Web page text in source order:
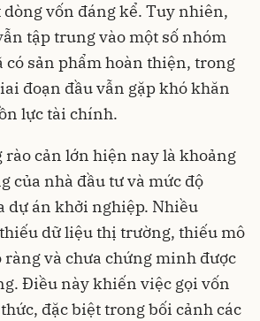
dòng vốn đáng kể. Tuy nhiên,
tập trung vào một số nhóm
có sản phẩm hoàn thiện, trong
đoạn đầu vẫn gặp khó khăn
lực tài chính.
cản lớn hiện nay là khoảng
của nhà đầu tư và mức độ
dự án khởi nghiệp. Nhiều
dữ liệu thị trường, thiếu mô
và chưa chứng minh được
Điều này khiến việc gọi vốn
đặc biệt trong bối cảnh các